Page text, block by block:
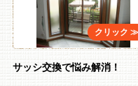
サッシ交換で悩み解消！